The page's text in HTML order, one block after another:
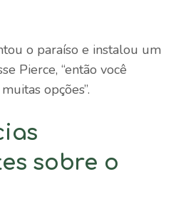
o paraíso e instalou um
Pierce, “então você
opções”.
sobre o